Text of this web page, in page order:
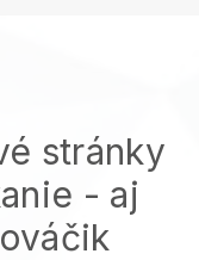
stránky
- aj